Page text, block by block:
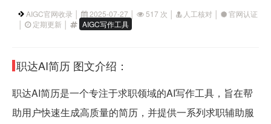
AIGC官网收录 │ 2025-07-27 │ 517 次 │ 人工核对 │
官网认证
│
定期更新 │ AIGC写作工具
职达AI简历 图文介绍：
职达AI简历是一个专注于求职领域的AI写作工具，旨在帮
助用户快速生成高质量的简历，并提供一系列求职辅助服